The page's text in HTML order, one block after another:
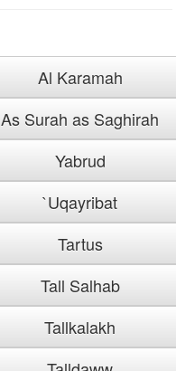
Al Karamah
As Surah as Saghirah
Yabrud
`Uqayribat
Tartus
Tall Salhab
Tallkalakh